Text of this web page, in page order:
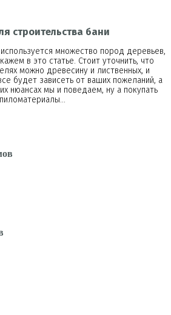
строительства бани
множество пород деревьев,
в это статье. Стоит уточнить, что
можно древесину и лиственных, и
будет зависеть от ваших пожеланий, а
нюансах мы и поведаем, ну а покупать